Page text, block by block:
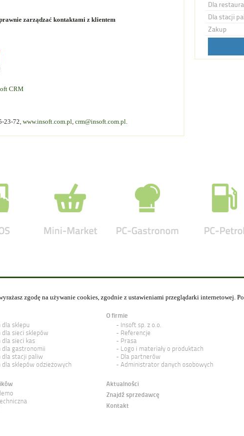
zarządzać kontaktami z klientem
CRM
23-72, www.insoft.com.pl, crm@insoft.com.pl.
Dla
Dla stacji
Zakup
zgodę na używanie cookies, zgodnie z ustawieniami przeglądarki internetowej.
sklepu
dla sieci sklepów
sieci kas
dla gastronomii
dla stacji paliw
sklepów odzieżowych
O firmie
Insoft sp. z o.o.
Referencje
Prasa
Logo i materiały o produktach
Dla partnerów
Administrator danych osobowych
Aktualności
Znajdź sprzedawcę
Kontakt